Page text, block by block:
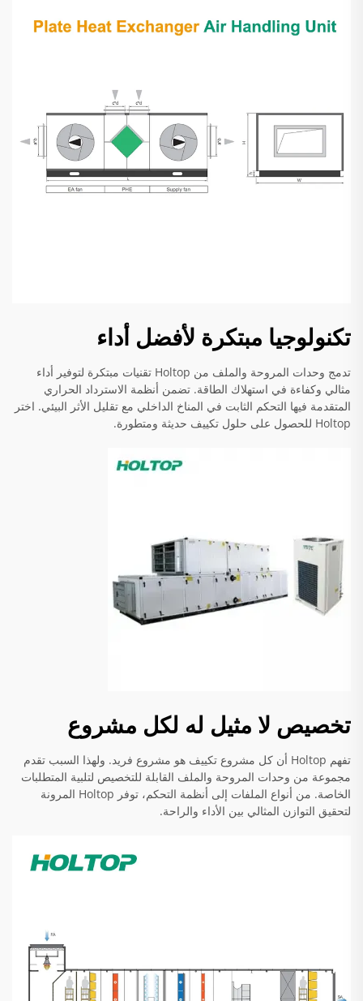
تكنولوجيا مبتكرة لأفضل أداء
تدمج وحدات المروحة والملف من Holtop تقنيات مبتكرة لتوفير أداء
مثالي وكفاءة في استهلاك الطاقة. تضمن أنظمة الاسترداد الحراري
المتقدمة فيها التحكم الثابت في المناخ الداخلي مع تقليل الأثر البيئي. اختر
Holtop للحصول على حلول تكييف حديثة ومتطورة.
تخصيص لا مثيل له لكل مشروع
تفهم Holtop أن كل مشروع تكييف هو مشروع فريد. ولهذا السبب تقدم
مجموعة من وحدات المروحة والملف القابلة للتخصيص لتلبية المتطلبات
الخاصة. من أنواع الملفات إلى أنظمة التحكم، توفر Holtop المرونة
لتحقيق التوازن المثالي بين الأداء والراحة.